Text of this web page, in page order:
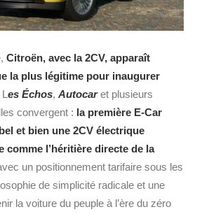
Citroën, avec la 2CV, apparaît
la plus légitime pour inaugurer
es Échos, Autocaret plusieurs
convergent : la première E‑Car
et bien une 2CV électrique
comme l’héritière directe de la
un positionnement tarifaire sous les
de simplicité radicale et une
la voiture du peuple à l’ère du zéro